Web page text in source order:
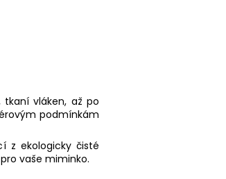
vláken, až po
podmínkám
z ekologicky čisté
vaše miminko.